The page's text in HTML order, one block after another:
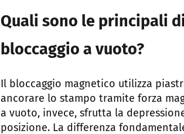
Quali sono le principali
bloccaggio a vuoto?
Il bloccaggio magnetico utilizza
ancorare lo stampo tramite forza
a vuoto, invece, sfrutta la
posizione. La differenza